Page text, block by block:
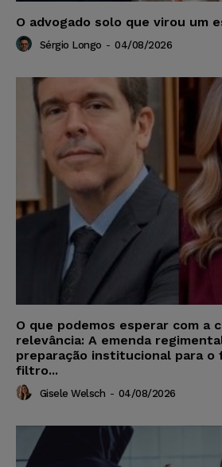
O advogado solo que virou um
Sérgio Longo - 04/08/2026
O que podemos esperar com a
relevância: A emenda
preparação institucional para o
filtro...
Gisele Welsch - 04/08/2026